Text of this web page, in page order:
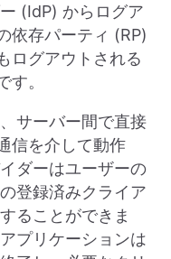
(IdP) からログア
依存パーティ (RP)
ログアウトされる
す。
サーバー間で直接
信を介して動作
ダーはユーザーの
登録済みクライア
ることができま
プリケーションは